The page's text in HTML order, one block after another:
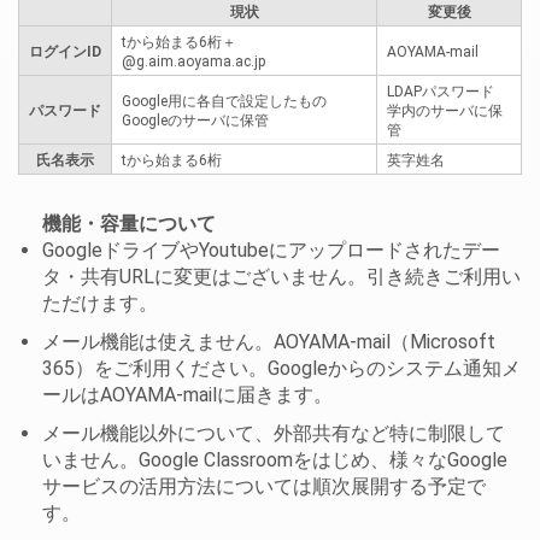
現状 変更後
ログインID
tから始まる6桁＋
@g.aim.aoyama.ac.jp
AOYAMA-mail
パスワード
Google用に各自で設定したもの
Googleのサーバに保管
LDAPパスワード
学内のサーバに保
管
氏名表示
tから始まる6桁 英字姓名
機能・容量について
GoogleドライブやYoutubeにアップロードされたデー
タ・共有URLに変更はございません。引き続きご利用い
ただけます。
メール機能は使えません。AOYAMA-mail（Microsoft
365）をご利用ください。Googleからのシステム通知メ
ールはAOYAMA-mailに届きます。
メール機能以外について、外部共有など特に制限して
いません。Google Classroomをはじめ、様々なGoogle
サービスの活用方法については順次展開する予定で
す。